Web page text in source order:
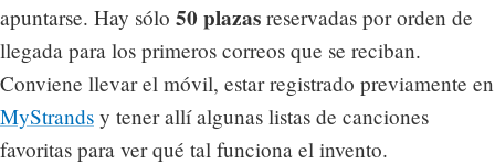
apuntarse. Hay sólo 50 plazas reservadas por orden de
llegada para los primeros correos que se reciban.
Conviene llevar el móvil, estar registrado previamente en
MyStrands y tener allí algunas listas de canciones
favoritas para ver qué tal funciona el invento.